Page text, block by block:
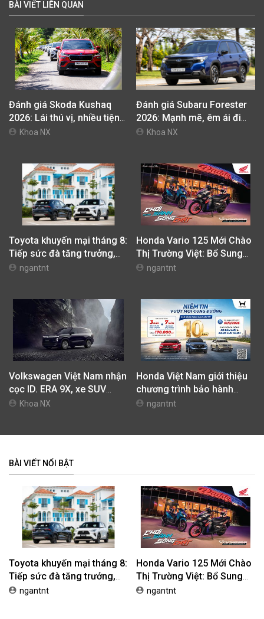
Bạn cảm thấy bài viết hữu ích?
BÀI VIẾT LIÊN QUAN
Đánh giá Skoda Kushaq
nghi, giá cạnh tranh
Khoa NX
Đánh giá Subaru Forester
cùng hệ thống ADAS hoàn
hảo
Khoa NX
Toyota khuyến mại tháng 8:
tối ưu chi phí mua xe
ngantnt
Honda Vario 125 Mới Chào
Phiên Bản Street, Giá Từ
ngantnt
Volkswagen Việt Nam nhận
EREV dự kiến giá dưới 3 tỷ
đồng
Khoa NX
Honda Việt Nam giới thiệu
chính hãng lên tới 10 năm
dành cho khách hàng Ôtô
ngantnt